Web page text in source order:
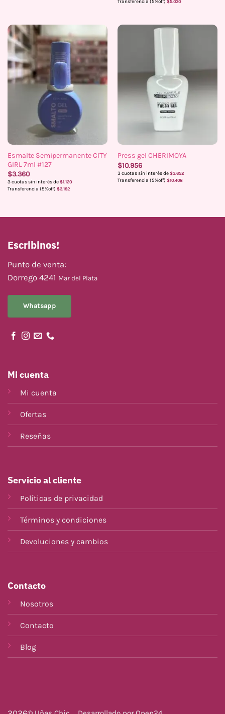
Transferencia (5%off) $5.030
Esmalte Semipermanente CITY
GIRL 7ml #127
$3.360
3 cuotas sin interés de $1.120
Transferencia (5%off) $3.192
Press gel CHERIMOYA
$10.956
3 cuotas sin interés de $3.652
Transferencia (5%off) $10.408
Escribinos!
Punto de venta:
Dorrego 4241 Mar del Plata
Whatsapp
Mi cuenta
Mi cuenta
Ofertas
Reseñas
Servicio al cliente
Políticas de privacidad
Términos y condiciones
Devoluciones y cambios
Contacto
Nosotros
Contacto
Blog